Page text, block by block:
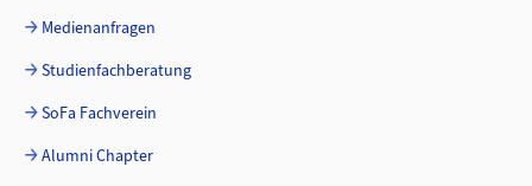
Medienanfragen
Studienfachberatung
SoFa Fachverein
Alumni Chapter